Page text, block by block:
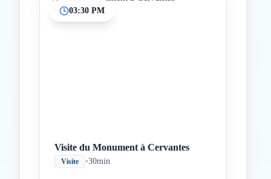
03:30 PM
Visite du Monument à Cervantes
Visite •30min